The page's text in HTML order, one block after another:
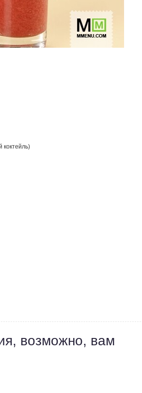
коктейль)
возможно, вам